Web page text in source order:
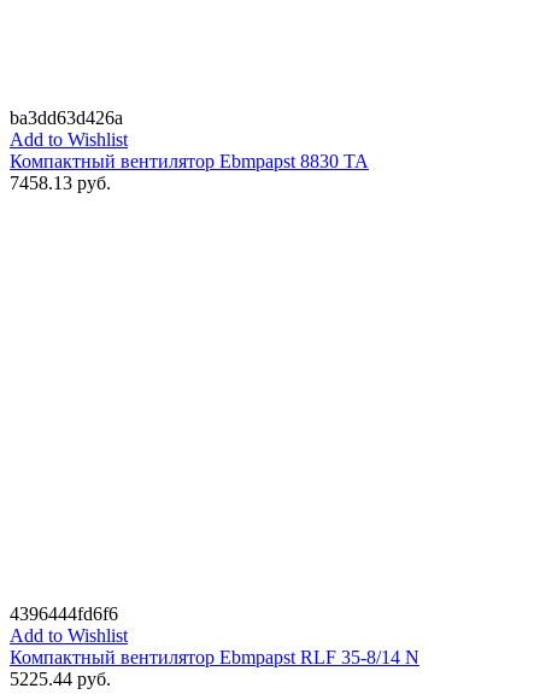
ba3dd63d426a
Add to Wishlist
Компактный вентилятор Ebmpapst 8830 TA
7458.13 руб.
4396444fd6f6
Add to Wishlist
Компактный вентилятор Ebmpapst RLF 35-8/14 N
5225.44 руб.